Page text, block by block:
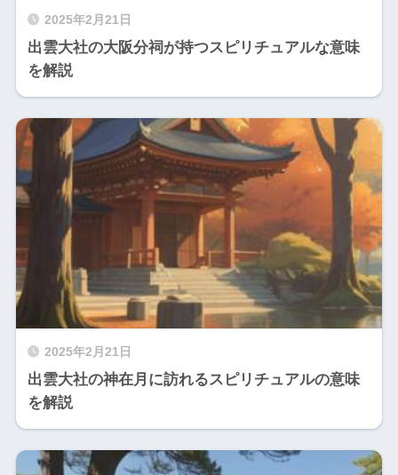
2025年2月21日
出雲大社の大阪分祠が持つスピリチュアルな意味
を解説
2025年2月21日
出雲大社の神在月に訪れるスピリチュアルの意味
を解説